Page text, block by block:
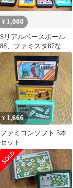
¥ 1,000
Sリアルベースボール
88、ファミスタ87など
ファミコンソフト 7本
¥ 1,666
ファミコンソフト 3本
セット